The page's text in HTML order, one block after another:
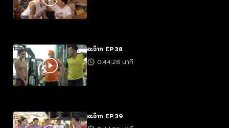
อะจ๊าก EP.38
0:44:28 นาที
อะจ๊าก EP.39